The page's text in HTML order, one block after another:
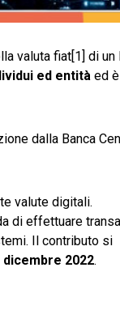
valuta fiat[1] di un
ed entità ed è
dalla Banca
valute digitali.
di effettuare
Il contributo si
dicembre 2022.